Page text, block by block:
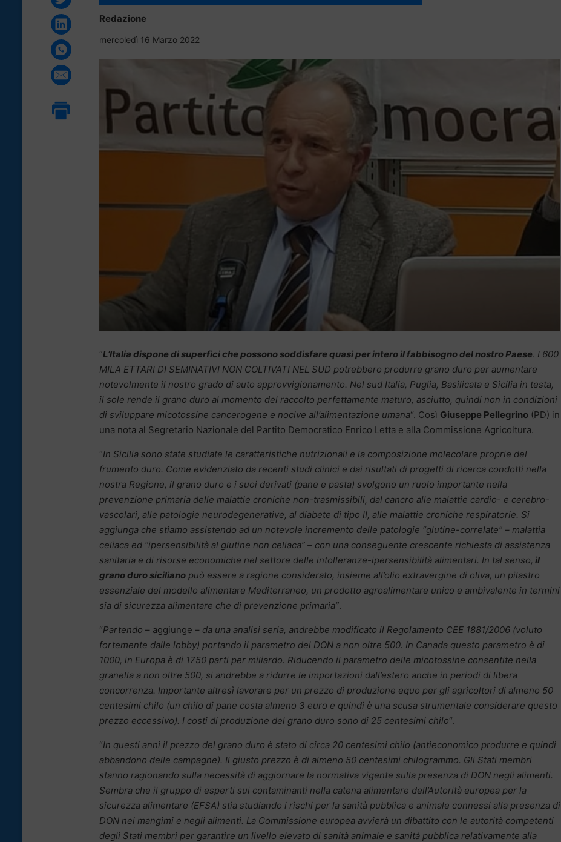
Redazione
mercoledì 16 Marzo 2022
“L’Italia dispone di superfici che possono soddisfare quasi per intero il fabbisogno del nostro Paese. I 600
MILA ETTARI DI SEMINATIVI NON COLTIVATI NEL SUD potrebbero produrre grano duro per aumentare
notevolmente il nostro grado di auto approvvigionamento. Nel sud Italia, Puglia, Basilicata e Sicilia in testa,
il sole rende il grano duro al momento del raccolto perfettamente maturo, asciutto, quindi non in condizioni
di sviluppare micotossine cancerogene e nocive all’alimentazione umana“. Così Giuseppe Pellegrino (PD) in
una nota al Segretario Nazionale del Partito Democratico Enrico Letta e alla Commissione Agricoltura.
“In Sicilia sono state studiate le caratteristiche nutrizionali e la composizione molecolare proprie del
frumento duro. Come evidenziato da recenti studi clinici e dai risultati di progetti di ricerca condotti nella
nostra Regione, il grano duro e i suoi derivati (pane e pasta) svolgono un ruolo importante nella
prevenzione primaria delle malattie croniche non-trasmissibili, dal cancro alle malattie cardio- e cerebro-
vascolari, alle patologie neurodegenerative, al diabete di tipo II, alle malattie croniche respiratorie. Si
aggiunga che stiamo assistendo ad un notevole incremento delle patologie “glutine-correlate” – malattia
celiaca ed “ipersensibilità al glutine non celiaca” – con una conseguente crescente richiesta di assistenza
sanitaria e di risorse economiche nel settore delle intolleranze-ipersensibilità alimentari. In tal senso, il
grano duro siciliano può essere a ragione considerato, insieme all’olio extravergine di oliva, un pilastro
essenziale del modello alimentare Mediterraneo, un prodotto agroalimentare unico e ambivalente in termini
sia di sicurezza alimentare che di prevenzione primaria”.
“Partendo – aggiunge – da una analisi seria, andrebbe modificato il Regolamento CEE 1881/2006 (voluto
fortemente dalle lobby) portando il parametro del DON a non oltre 500. In Canada questo parametro è di
1000, in Europa è di 1750 parti per miliardo. Riducendo il parametro delle micotossine consentite nella
granella a non oltre 500, si andrebbe a ridurre le importazioni dall’estero anche in periodi di libera
concorrenza. Importante altresì lavorare per un prezzo di produzione equo per gli agricoltori di almeno 50
centesimi chilo (un chilo di pane costa almeno 3 euro e quindi è una scusa strumentale considerare questo
prezzo eccessivo). I costi di produzione del grano duro sono di 25 centesimi chilo“.
“In questi anni il prezzo del grano duro è stato di circa 20 centesimi chilo (antieconomico produrre e quindi
abbandono delle campagne). Il giusto prezzo è di almeno 50 centesimi chilogrammo. Gli Stati membri
stanno ragionando sulla necessità di aggiornare la normativa vigente sulla presenza di DON negli alimenti.
Sembra che il gruppo di esperti sui contaminanti nella catena alimentare dell’Autorità europea per la
sicurezza alimentare (EFSA) stia studiando i rischi per la sanità pubblica e animale connessi alla presenza di
DON nei mangimi e negli alimenti. La Commissione europea avvierà un dibattito con le autorità competenti
degli Stati membri per garantire un livello elevato di sanità animale e sanità pubblica relativamente alla